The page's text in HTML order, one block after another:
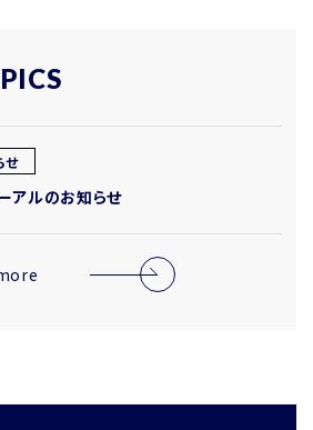
せ
アルのお知らせ